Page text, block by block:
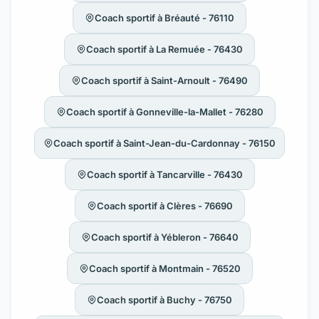
Coach sportif à Bréauté - 76110
Coach sportif à La Remuée - 76430
Coach sportif à Saint-Arnoult - 76490
Coach sportif à Gonneville-la-Mallet - 76280
Coach sportif à Saint-Jean-du-Cardonnay - 76150
Coach sportif à Tancarville - 76430
Coach sportif à Clères - 76690
Coach sportif à Yébleron - 76640
Coach sportif à Montmain - 76520
Coach sportif à Buchy - 76750